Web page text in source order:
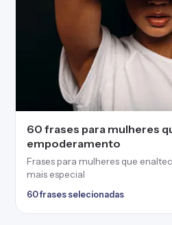
60 frases para mulheres
empoderamento
Frases para mulheres que
mais especial
60 frases selecionadas